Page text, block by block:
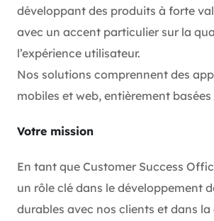
développant des produits à forte
avec un accent particulier sur la
l’expérience utilisateur.
Nos solutions comprennent des
mobiles et web, entièrement
Votre mission
En tant que Customer Success
un rôle clé dans le développement
durables avec nos clients et dans la